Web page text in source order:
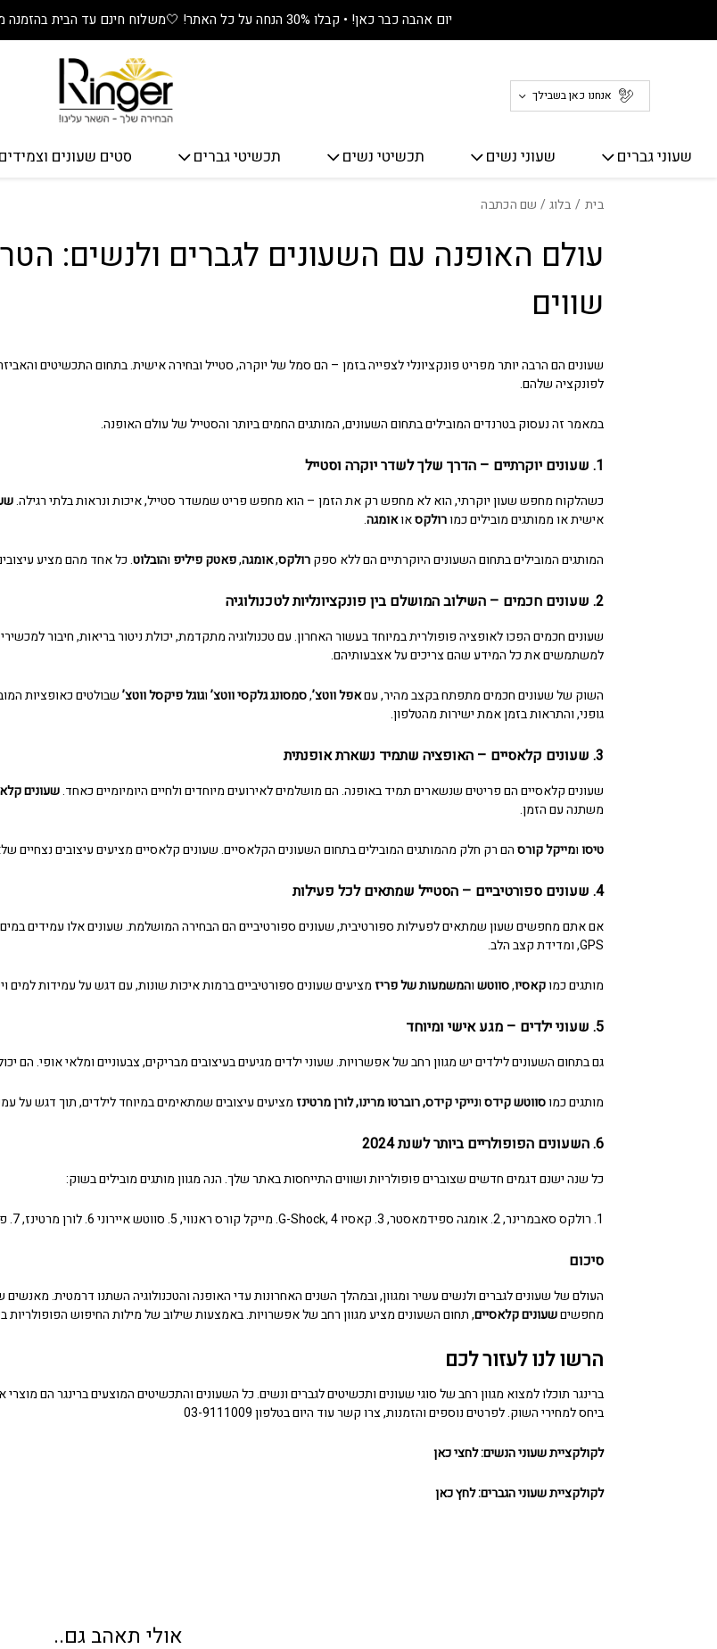
יום אהבה כבר כאן! • קבלו 30% הנחה על כל האתר! 🤍 משלוח חינם עד הבית בהזמנה מעל 249 ש"ח! • מתנה שווה בכל
אנחנו כאן בשבילך
שעוני גברים שעוני נשים תכשיטי נשים תכשיטי גברים סטים שעונים וצמידים
בית / בלוג/ שם הכתבה
עולם האופנה עם השעונים לגברים ולנשים:
שווים
שעונים הם הרבה יותר מפריט פונקציונלי לצפייה בזמן – הם סמל של יוקרה, סטייל ובחירה אישית. בתחום התכשיטים
לפונקציה שלהם.
במאמר זה נעסוק בטרנדים המובילים בתחום השעונים, המותגים החמים ביותר והסטייל של עולם האופנה.
1. שעונים יוקרתיים – הדרך שלך לשדר יוקרה וסטייל
כשהלקוח מחפש שעון יוקרתי, הוא לא מחפש רק את הזמן – הוא מחפש פריט שמשדר סטייל, איכות ונראות בלתי רגילה.
אישית או ממותגים מובילים כמורולקסאואומגה.
המותגים המובילים בתחום השעוניםהיוקרתיים הם ללא ספקרולקס,אומגה,פאטק פיליפ והובלוט. כל אחד מהם מציע
2. שעונים חכמים – השילוב המושלם בין פונקציונליות לטכנולוגיה
שעונים חכמיםהפכו לאופציה פופולרית במיוחד בעשור האחרון. עם טכנולוגיה מתקדמת, יכולת ניטור בריאות, חיבור
למשתמשים את כל המידע שהם צריכים על אצבעותיהם.
השוק שלשעונים חכמיםמתפתח בקצב מהיר, עםאפל ווטצ’,סמסונג גלקסי ווטצ’וגוגל פיקסל ווטצ’שבולטים כאופציות
גופני, והתראות בזמן אמת ישירות מהטלפון.
3. שעונים קלאסיים – האופציה שתמיד נשארת אופנתית
שעונים קלאסייםהם פריטים שנשארים תמיד באופנה. הם מושלמים לאירועים מיוחדים ולחיים היומיומיים כאחד.שעונים
משתנה עם הזמן.
טיסוומייקל קורסהם רק חלק מהמותגים המובילים בתחוםהשעונים הקלאסיים.שעונים קלאסייםמציעים עיצובים נצחיים
4. שעונים ספורטיביים – הסטייל שמתאים לכל פעילות
אם אתם מחפשים שעון שמתאים לפעילות ספורטיבית,שעונים ספורטיבייםהם הבחירה המושלמת. שעונים אלו עמידים במים,
GPS, ומדידת קצב הלב.
מותגים כמוקאסיו,סווטשוהמשמעות של פריז מציעיםשעונים ספורטיבייםברמות איכות שונות, עם דגש על עמידות למים
5. שעוני ילדים – מגע אישי ומיוחד
גם בתחום השעונים לילדים יש מגוון רחב של אפשרויות. שעוני ילדים מגיעים בעיצובים מבריקים, צבעוניים ומלאי אופי. הם
מותגים כמוסווטש קידסונייקי קידס,רוברטו מרינו,לורן מרטינז מציעים עיצובים שמתאימים במיוחד לילדים, תוך דגש על
6. השעונים הפופולריים ביותר לשנת 2024
כל שנה ישנם דגמים חדשים שצוברים פופולריות ושווים התייחסות באתר שלך. הנה מגוון מותגים מובילים בשוק:
1. רולקס סאבמרינר, 2. אומגה ספידמאסטר, 3. קאסיו G-Shock, 4. מייקל קורס ראנווי, 5. סווטש איירוני 6. לורן מרטינז, 7.
סיכום
העולם של שעונים לגברים ולנשים עשיר ומגוון, ובמהלך השנים האחרונות עדי האופנה והטכנולוגיה השתנו דרמטית.
מחפשיםשעונים קלאסיים, תחום השעונים מציע מגוון רחב של אפשרויות. באמצעות שילוב של מילות החיפוש
הרשו לנו לעזור לכם
ברינגר תוכלו למצוא מגוון רחב של סוגישעונים ותכשיטים לגברים ונשים. כל השעונים והתכשיטים המוצעים ברינגר הם
ביחס למחירי השוק. לפרטים נוספים והזמנות, צרו קשר עוד היום בטלפון 03-9111009
לקולקציית שעוני הנשים:לחצי כאן
לקולקציית שעוני הגברים:לחץ כאן